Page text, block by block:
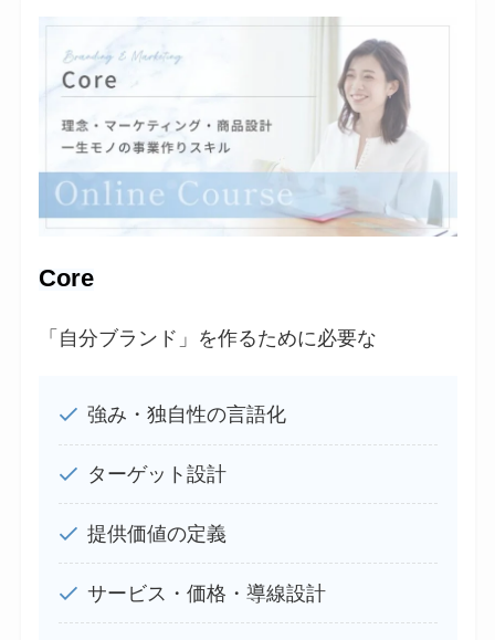
Core
「自分ブランド」を作るために必要な
強み・独自性の言語化
ターゲット設計
提供価値の定義
サービス・価格・導線設計